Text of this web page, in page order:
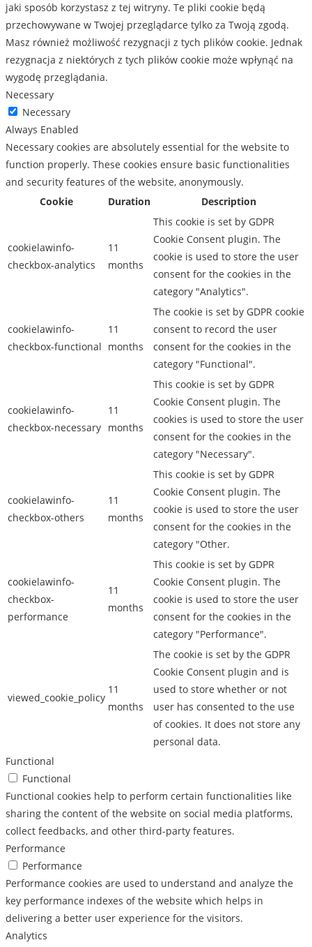
jaki sposób korzystasz z tej witryny. Te pliki cookie będą
przechowywane w Twojej przeglądarce tylko za Twoją zgodą.
Masz również możliwość rezygnacji z tych plików cookie. Jednak
rezygnacja z niektórych z tych plików cookie może wpłynąć na
wygodę przeglądania.
Necessary
Necessary
Always Enabled
Necessary cookies are absolutely essential for the website to
function properly. These cookies ensure basic functionalities
and security features of the website, anonymously.
Cookie
Duration Description
cookielawinfo-
checkbox-analytics
11
months
This cookie is set by GDPR
Cookie Consent plugin. The
cookie is used to store the user
consent for the cookies in the
category "Analytics".
cookielawinfo-
checkbox-functional
11
months
The cookie is set by GDPR cookie
consent to record the user
consent for the cookies in the
category "Functional".
cookielawinfo-
checkbox-necessary
11
months
This cookie is set by GDPR
Cookie Consent plugin. The
cookies is used to store the user
consent for the cookies in the
category "Necessary".
cookielawinfo-
checkbox-others
11
months
This cookie is set by GDPR
Cookie Consent plugin. The
cookie is used to store the user
consent for the cookies in the
category "Other.
cookielawinfo-
checkbox-
performance
11
months
This cookie is set by GDPR
Cookie Consent plugin. The
cookie is used to store the user
consent for the cookies in the
category "Performance".
viewed_cookie_policy
11
months
The cookie is set by the GDPR
Cookie Consent plugin and is
used to store whether or not
user has consented to the use
of cookies. It does not store any
personal data.
Functional
Functional
Functional cookies help to perform certain functionalities like
sharing the content of the website on social media platforms,
collect feedbacks, and other third-party features.
Performance
Performance
Performance cookies are used to understand and analyze the
key performance indexes of the website which helps in
delivering a better user experience for the visitors.
Analytics